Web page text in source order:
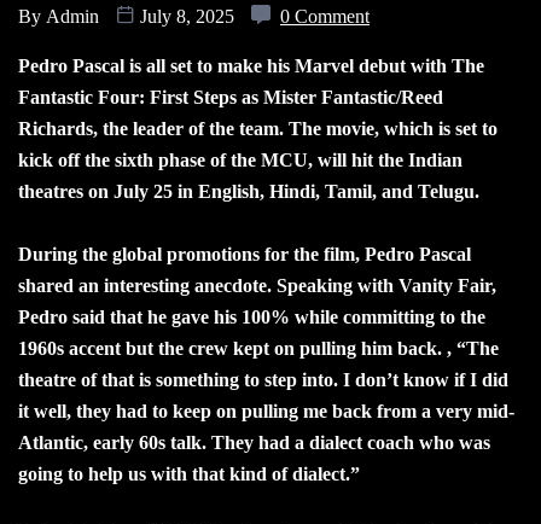
By Admin July 8, 2025 0 Comment
Pedro Pascal is all set to make his Marvel debut with The
Fantastic Four: First Steps as Mister Fantastic/Reed
Richards, the leader of the team. The movie, which is set to
kick off the sixth phase of the MCU, will hit the Indian
theatres on July 25 in English, Hindi, Tamil, and Telugu.
During the global promotions for the film, Pedro Pascal
shared an interesting anecdote. Speaking with Vanity Fair,
Pedro said that he gave his 100% while committing to the
1960s accent but the crew kept on pulling him back. , “The
theatre of that is something to step into. I don’t know if I did
it well, they had to keep on pulling me back from a very mid-
Atlantic, early 60s talk. They had a dialect coach who was
going to help us with that kind of dialect.”